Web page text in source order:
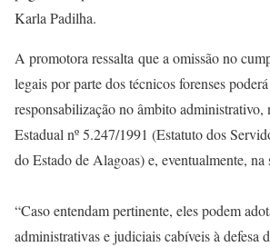
Karla Padilha.
A promotora ressalta que a omissão no
legais por parte dos técnicos forenses
responsabilização no âmbito administrativo,
Estadual nº 5.247/1991 (Estatuto dos
do Estado de Alagoas) e, eventualmente, na
“Caso entendam pertinente, eles podem
administrativas e judiciais cabíveis à defesa